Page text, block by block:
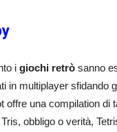
i giochi retrò sanno
in multiplayer sfidando
offre una compilation di
obbligo o verità,